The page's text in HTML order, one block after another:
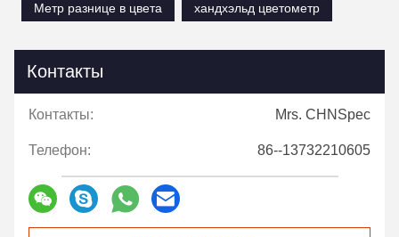
Метр разнице в цвета хандхэльд цветометр
Контакты
Контакты: Mrs. CHNSpec
Телефон: 86--13732210605